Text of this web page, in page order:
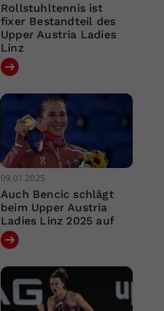
Rollstuhltennis ist
fixer Bestandteil des
Upper Austria Ladies
Linz
09.01.2025
Auch Bencic schlägt
beim Upper Austria
Ladies Linz 2025 auf